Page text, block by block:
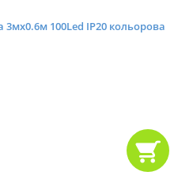
3мx0.6м 100Led IP20 кольорова